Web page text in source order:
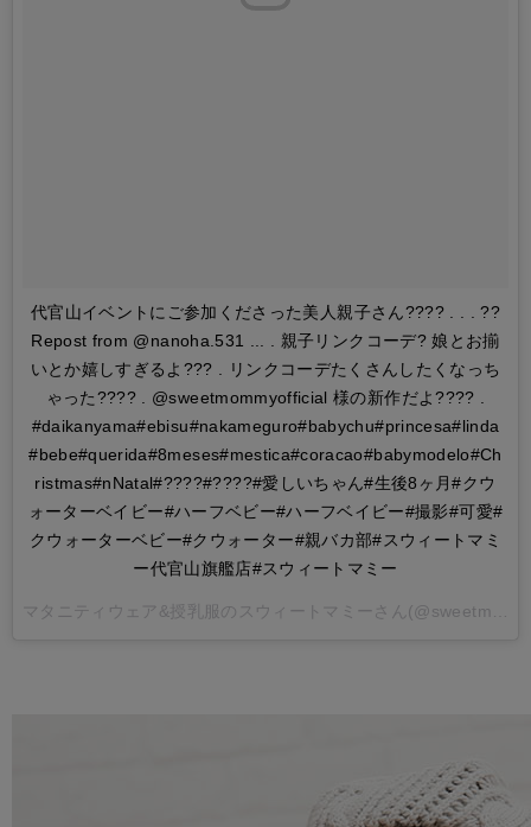
代官山イベントにご参加くださった美人親子さん???? . . . ??
Repost from @nanoha.531 ... . 親子リンクコーデ? 娘とお揃
いとか嬉しすぎるよ??? . リンクコーデたくさんしたくなっち
ゃった???? . @sweetmommyofficial 様の新作だよ???? .
#daikanyama#ebisu#nakameguro#babychu#princesa#linda
#bebe#querida#8meses#mestica#coracao#babymodelo#Ch
ristmas#nNatal#????#????#愛しいちゃん#生後8ヶ月#クウ
ォーターベイビー#ハーフベビー#ハーフベイビー#撮影#可愛#
クウォーターベビー#クウォーター#親バカ部#スウィートマミ
ー代官山旗艦店#スウィートマミー
マタニティウェア&授乳服のスウィートマミー さん(@sweetmommyofficial)がシェアした投稿 -